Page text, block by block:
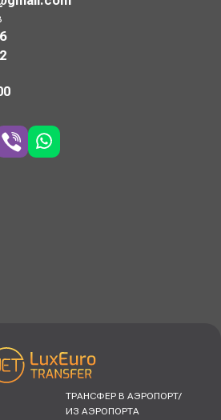
ТРАНСФЕР В АЭРОПОРТ/
ИЗ АЭРОПОРТА